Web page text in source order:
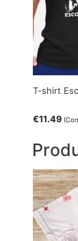
T-shirt
€11.49